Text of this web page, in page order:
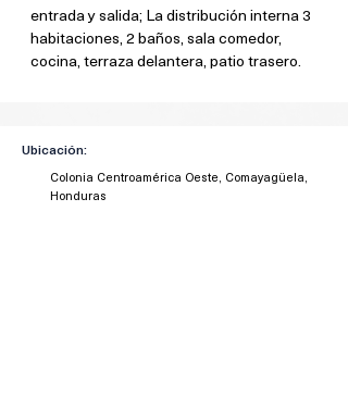
entrada y salida; La distribución interna 3
habitaciones, 2 baños, sala comedor,
cocina, terraza delantera, patio trasero.
Ubicación:
Colonia Centroamérica Oeste, Comayagüela,
Honduras